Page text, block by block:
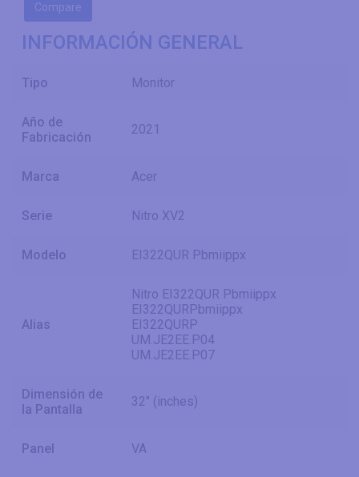
Compare
INFORMACIÓN GENERAL
Tipo Monitor
Año de
Fabricación
2021
Marca Acer
Serie Nitro XV2
Modelo EI322QUR Pbmiippx
Alias
Nitro EI322QUR Pbmiippx
EI322QURPbmiippx
EI322QURP
UM.JE2EE.P04
UM.JE2EE.P07
Dimensión de
la Pantalla
32" (inches)
Panel VA